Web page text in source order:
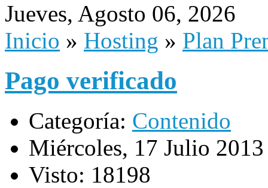
Jueves, Agosto 06, 2026
Inicio » Hosting » Plan
Pago verificado
Categoría: Contenido
Miércoles, 17 Julio
Visto: 18198